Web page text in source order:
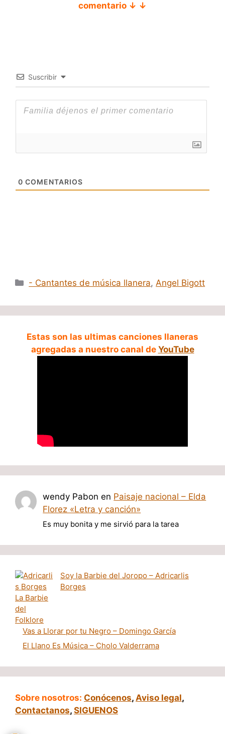
comentario ↓ ↓
Suscribir
0 COMENTARIOS
Categorías
- Cantantes de música llanera,Angel Bigott
Estas son las ultimas canciones llaneras
agregadas a nuestro canal de YouTube
wendy Pabon en Paisaje nacional – Elda
Florez «Letra y canción»
Es muy bonita y me sirvió para la tarea
Soy la Barbie del Joropo – Adricarlis
Borges
Vas a Llorar por tu Negro – Domingo García
El Llano Es Música – Cholo Valderrama
Sobre nosotros: Conócenos, Aviso legal,
Contactanos, SIGUENOS